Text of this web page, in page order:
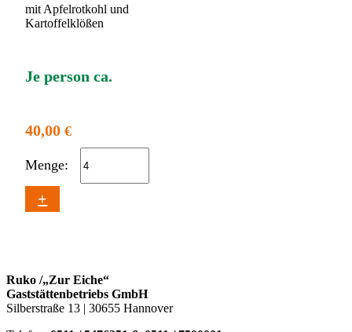
mit Apfelrotkohl und
Kartoffelklößen
Je person ca.
40,00€
Menge:
+
Ruko /„Zur Eiche“
Gaststättenbetriebs GmbH
Silberstraße 13 | 30655 Hannover